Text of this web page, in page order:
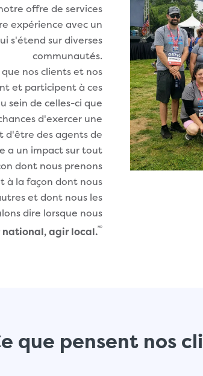
offre de services
expérience avec un
s'étend sur diverses
communautés.
nos clients et nos
et participent à ces
sein de celles-ci que
d'exercer une
d'être des agents de
a un impact sur tout
dont nous prenons
à la façon dont nous
et dont nous les
dire lorsque nous
national, agir local.🅫
que pensent nos